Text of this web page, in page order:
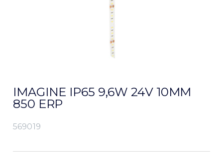
IMAGINE IP65 9,6W 24V 10MM
850 ERP
569019